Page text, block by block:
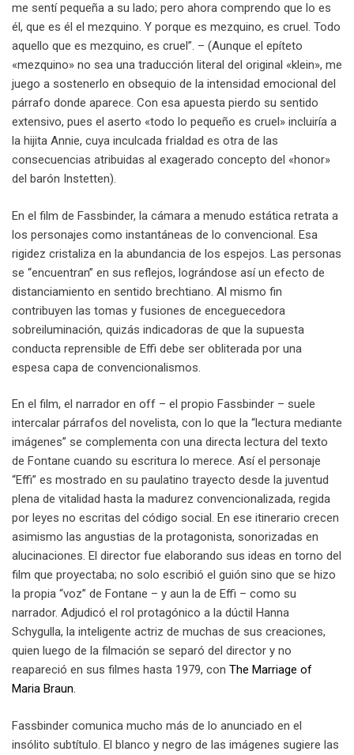
me sentí pequeña a su lado; pero ahora comprendo que lo es
él, que es él el mezquino. Y porque es mezquino, es cruel. Todo
aquello que es mezquino, es cruel”. – (Aunque el epíteto
«mezquino» no sea una traducción literal del original «klein», me
juego a sostenerlo en obsequio de la intensidad emocional del
párrafo donde aparece. Con esa apuesta pierdo su sentido
extensivo, pues el aserto «todo lo pequeño es cruel» incluiría a
la hijita Annie, cuya inculcada frialdad es otra de las
consecuencias atribuidas al exagerado concepto del «honor»
del barón Instetten).
En el film de Fassbinder, la cámara a menudo estática retrata a
los personajes como instantáneas de lo convencional. Esa
rigidez cristaliza en la abundancia de los espejos. Las personas
se “encuentran” en sus reflejos, lográndose así un efecto de
distanciamiento en sentido brechtiano. Al mismo fin
contribuyen las tomas y fusiones de enceguecedora
sobreiluminación, quizás indicadoras de que la supuesta
conducta reprensible de Effi debe ser obliterada por una
espesa capa de convencionalismos.
En el film, el narrador en off – el propio Fassbinder – suele
intercalar párrafos del novelista, con lo que la “lectura mediante
imágenes” se complementa con una directa lectura del texto
de Fontane cuando su escritura lo merece. Así el personaje
“Effi” es mostrado en su paulatino trayecto desde la juventud
plena de vitalidad hasta la madurez convencionalizada, regida
por leyes no escritas del código social. En ese itinerario crecen
asimismo las angustias de la protagonista, sonorizadas en
alucinaciones. El director fue elaborando sus ideas en torno del
film que proyectaba; no solo escribió el guión sino que se hizo
la propia “voz” de Fontane – y aun la de Effi – como su
narrador. Adjudicó el rol protagónico a la dúctil Hanna
Schygulla, la inteligente actriz de muchas de sus creaciones,
quien luego de la filmación se separó del director y no
reapareció en sus filmes hasta 1979, con The Marriage of
Maria Braun.
Fassbinder comunica mucho más de lo anunciado en el
insólito subtítulo. El blanco y negro de las imágenes sugiere las